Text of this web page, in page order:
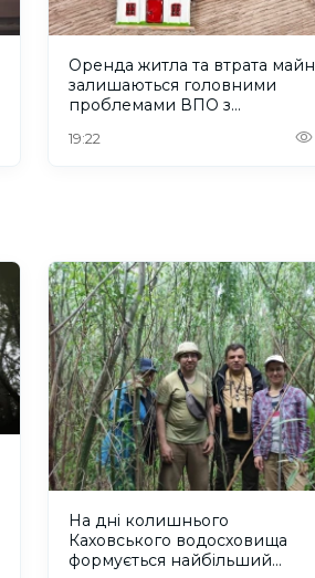
Оренда житла та втрата
залишаються головними
проблемами ВПО з
19:22
На дні колишнього
Каховського водосховища
формується найбільший